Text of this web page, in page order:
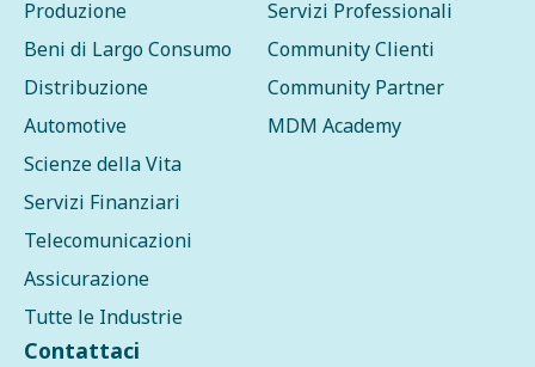
Produzione
Beni di Largo Consumo
Distribuzione
Automotive
Scienze della Vita
Servizi Finanziari
Telecomunicazioni
Assicurazione
Tutte le Industrie
Servizi Professionali
Community Clienti
Community Partner
MDM Academy
Contattaci